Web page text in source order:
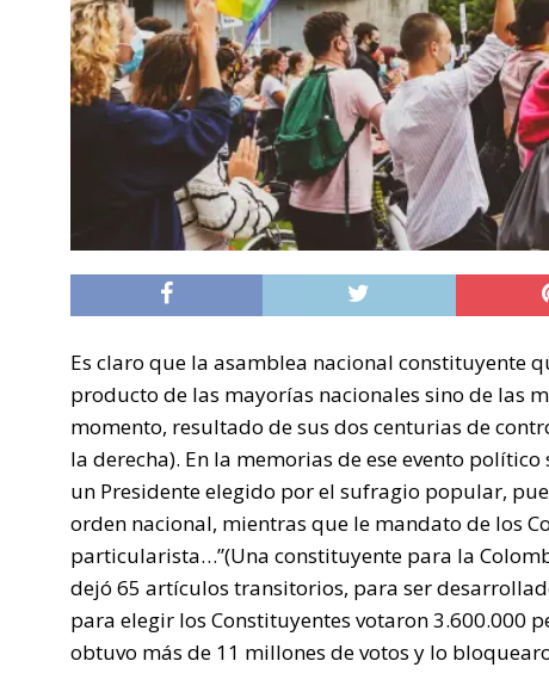
Es claro que la asamblea nacional constituyente
producto de las mayorías nacionales sino de las
momento, resultado de sus dos centurias de
la derecha). En la memorias de ese evento
un Presidente elegido por el sufragio popular,
orden nacional, mientras que le mandato de los
particularista…”(Una constituyente para la
dejó 65 artículos transitorios, para ser
para elegir los Constituyentes votaron 3.600.000
obtuvo más de 11 millones de votos y lo